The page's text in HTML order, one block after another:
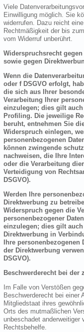
Viele
Einwilligung möglich. Sie
widerrufen. Dazu reicht
Rechtmäßigkeit der bis
vom Widerruf unberührt.
Widerspruchsrecht
sowie gegen
Wenn die
oder f DSGVO erfolgt,
die sich aus Ihrer
Verarbeitung Ihrer
einzulegen; dies gilt
Profiling. Die jeweilige
beruht, entnehmen Sie
Widerspruch einlegen,
personenbezogenen
können zwingende
nachweisen, die Ihre
oder die Verarbeitung
Verteidigung von
DSGVO).
Werden Ihre
Direktwerbung zu
Widerspruch gegen die
personenbezogener
einzulegen; dies gilt
Direktwerbung in
Ihre
der Direktwerbung
DSGVO).
Beschwerderecht bei der
Im Falle von Verstößen
Beschwerderecht bei einer
Mitgliedstaat ihres
Orts des mutmaßlichen
unbeschadet anderweitiger
Rechtsbehelfe.